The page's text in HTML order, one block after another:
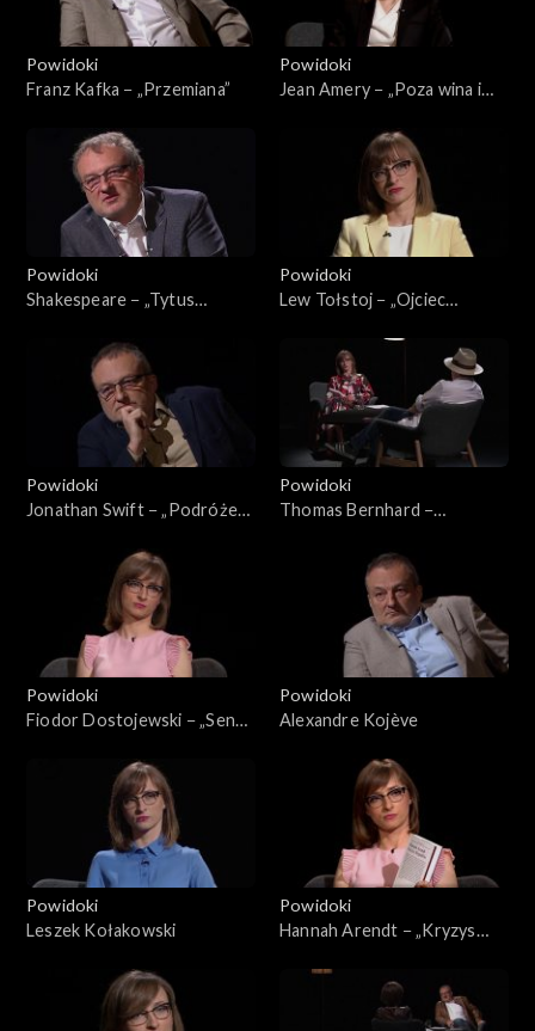
Powidoki
Franz Kafka − „Przemiana”
Powidoki
Jean Amery − „Poza wina i
Powidoki
Shakespeare − „Tytus
Powidoki
Lew Tołstoj − „Ojciec
Powidoki
Jonathan Swift − „Podróże
Powidoki
Thomas Bernhard −
Powidoki
Fiodor Dostojewski − „Sen
Powidoki
Alexandre Kojève
Powidoki
Leszek Kołakowski
Powidoki
Hannah Arendt − „Kryzys